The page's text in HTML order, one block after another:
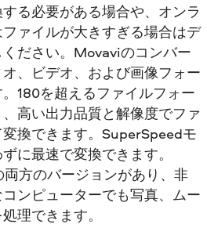
る必要がある場合や、オンラ
ァイルが大きすぎる場合はデ
ださい。Movaviのコンバー
、ビデオ、および画像フォー
180を超えるファイルフォー
高い出力品質と解像度でファ
換できます。SuperSpeedモ
に最速で変換できます。
方のバージョンがあり、非
ンピューターでも写真、ムー
理できます。